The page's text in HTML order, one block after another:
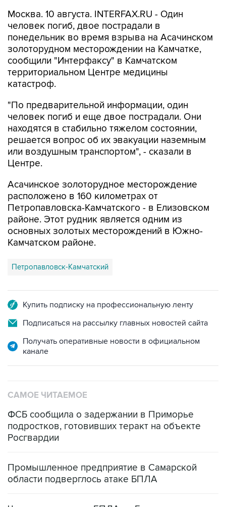
Москва. 10 августа. INTERFAX.RU - Один
человек погиб, двое пострадали в
понедельник во время взрыва на Асачинском
золоторудном месторождении на Камчатке,
сообщили "Интерфаксу" в Камчатском
территориальном Центре медицины
катастроф.
"По предварительной информации, один
человек погиб и еще двое пострадали. Они
находятся в стабильно тяжелом состоянии,
решается вопрос об их эвакуации наземным
или воздушным транспортом", - сказали в
Центре.
Асачинское золоторудное месторождение
расположено в 160 километрах от
Петропавловска-Камчатского - в Елизовском
районе. Этот рудник является одним из
основных золотых месторождений в Южно-
Камчатском районе.
Петропавловск-Камчатский
Купить подписку на профессиональную ленту
Подписаться на рассылку главных новостей сайта
Получать оперативные новости в официальном
канале
САМОЕ ЧИТАЕМОЕ
ФСБ сообщила о задержании в Приморье
подростков, готовивших теракт на объекте
Росгвардии
Промышленное предприятие в Самарской
области подверглось атаке БПЛА